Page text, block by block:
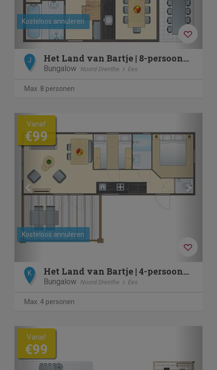
Kosteloos annuleren
J Het Land van Bartje | 8-persoons boerderij | 8EL
Bungalow Noord Drenthe Ees
Max. 8 personen
Previous
Kosteloos annuleren
Vanaf
€99
K Het Land van Bartje | 4-persoons Honden chalet | 4BD
Bungalow Noord Drenthe Ees
Max. 4 personen
Previous
Vanaf
€99